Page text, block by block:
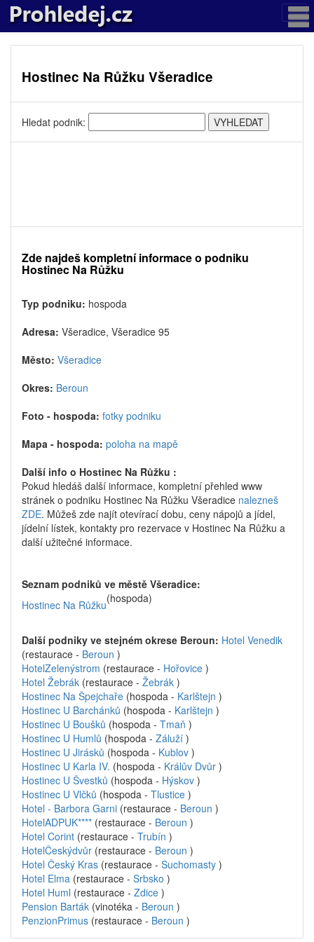
Hostinec Na Růžku Všeradice
Hledat podnik:
Zde najdeš kompletní informace o podniku
Hostinec Na Růžku
Typ podniku: hospoda
Adresa: Všeradice, Všeradice 95
Město: Všeradice
Okres: Beroun
Foto - hospoda: fotky podniku
Mapa - hospoda: poloha na mapě
Další info o Hostinec Na Růžku :
Pokud hledáš další informace, kompletní přehled www
stránek o podniku Hostinec Na Růžku Všeradice nalezneš
ZDE. Můžeš zde najít otevírací dobu, ceny nápojů a jídel,
jídelní lístek, kontakty pro rezervace v Hostinec Na Růžku a
další užitečné informace.
Seznam podniků ve městě Všeradice:
Hostinec Na Růžku(hospoda)
Další podniky ve stejném okrese Beroun: Hotel Venedik
(restaurace - Beroun )
HotelZelenýstrom (restaurace - Hořovice )
Hotel Žebrák (restaurace - Žebrák )
Hostinec Na Špejchaře (hospoda - Karlštejn )
Hostinec U Barchánků (hospoda - Karlštejn )
Hostinec U Boušků (hospoda - Tmaň )
Hostinec U Humlů (hospoda - Záluží )
Hostinec U Jirásků (hospoda - Kublov )
Hostinec U Karla IV. (hospoda - Králův Dvůr )
Hostinec U Švestků (hospoda - Hýskov )
Hostinec U Vlčků (hospoda - Tlustice )
Hotel - Barbora Garni (restaurace - Beroun )
HotelADPUK**** (restaurace - Beroun )
Hotel Corint (restaurace - Trubín )
HotelČeskýdvůr (restaurace - Beroun )
Hotel Český Kras (restaurace - Suchomasty )
Hotel Elma (restaurace - Srbsko )
Hotel Huml (restaurace - Zdice )
Pension Barták (vinotéka - Beroun )
PenzionPrimus (restaurace - Beroun )